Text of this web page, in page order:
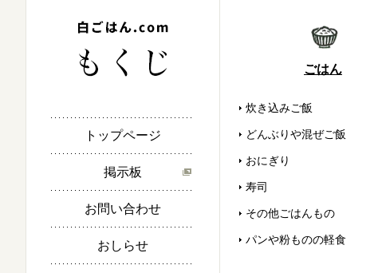
トップページ
掲示板
お問い合わせ
おしらせ
ごはん
炊き込みご飯
どんぶりや混ぜご飯
おにぎり
寿司
その他ごはんもの
パンや粉ものの軽食